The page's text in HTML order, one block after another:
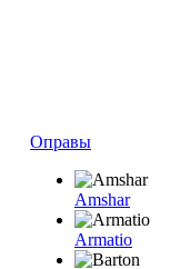
Оправы
Amshar
Armatio